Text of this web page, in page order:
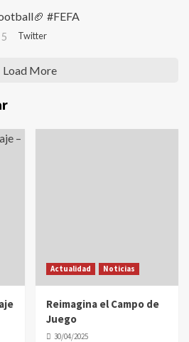
#FEFA
5 Twitter
Load More
Actualidad Noticias
Reimagina el Campo de
Juego
30/04/2025